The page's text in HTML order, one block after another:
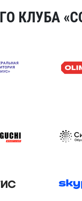
КЛУБА